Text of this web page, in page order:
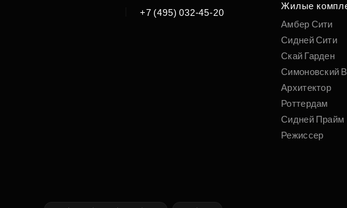
+7 (495) 032-45-20
Жилые
Амбер Сити
Сидней Сити
Скай Гарден
Симоновский
Архитектор
Роттердам
Сидней Прайм
Режиссер